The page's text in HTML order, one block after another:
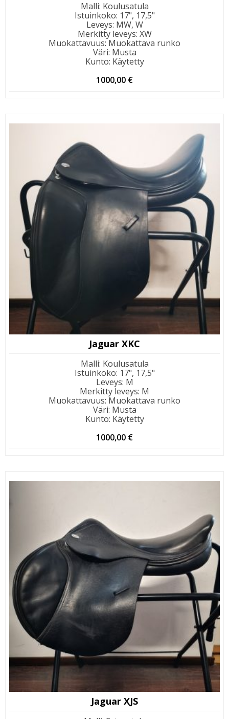
Malli: Koulusatula
Istuinkoko: 17", 17,5"
Leveys: MW, W
Merkitty leveys: XW
Muokattavuus: Muokattava runko
Väri: Musta
Kunto: Käytetty
1000,00 €
Jaguar XKC
Malli: Koulusatula
Istuinkoko: 17", 17,5"
Leveys: M
Merkitty leveys: M
Muokattavuus: Muokattava runko
Väri: Musta
Kunto: Käytetty
1000,00 €
Jaguar XJS